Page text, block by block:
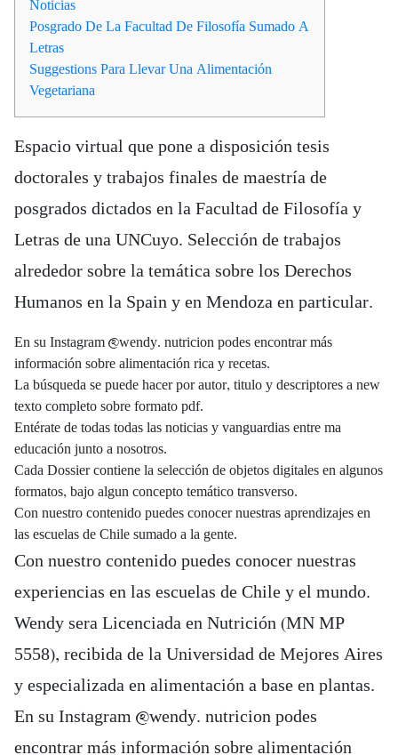
Noticias
Posgrado De La Facultad De Filosofía Sumado A
Letras
Suggestions Para Llevar Una Alimentación
Vegetariana
Espacio virtual que pone a disposición tesis
doctorales y trabajos finales de maestría de
posgrados dictados en la Facultad de Filosofía y
Letras de una UNCuyo. Selección de trabajos
alrededor sobre la temática sobre los Derechos
Humanos en la Spain y en Mendoza en particular.
En su Instagram @wendy. nutricion podes encontrar más
información sobre alimentación rica y recetas.
La búsqueda se puede hacer por autor, titulo y descriptores a new
texto completo sobre formato pdf.
Entérate de todas todas las noticias y vanguardias entre ma
educación junto a nosotros.
Cada Dossier contiene la selección de objetos digitales en algunos
formatos, bajo algun concepto temático transverso.
Con nuestro contenido puedes conocer nuestras aprendizajes en
las escuelas de Chile sumado a la gente.
Con nuestro contenido puedes conocer nuestras
experiencias en las escuelas de Chile y el mundo.
Wendy sera Licenciada en Nutrición (MN MP
5558), recibida de la Universidad de Mejores Aires
y especializada en alimentación a base en plantas.
En su Instagram @wendy. nutricion podes
encontrar más información sobre alimentación